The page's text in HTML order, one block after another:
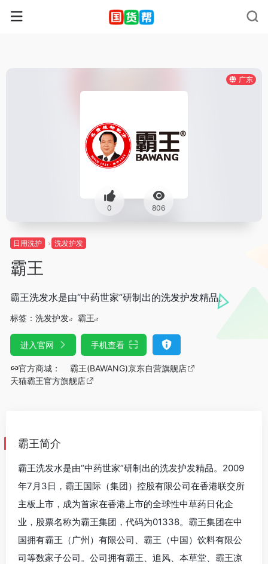
广东
0 806
日用洗护 洗发护发
霸王
霸王洗发水是由“中药世家”研制出的洗发护发精品。
标签： 洗发护发 霸王
进入官网 手机查看
官方商城：
霸王(BAWANG)京东自营旗舰店
天猫霸王官方旗舰店
霸王简介
霸王洗发水是由“中药世家”研制出的洗发护发精品。2009
年7月3日，霸王国际（集团）控股有限公司在香港联交所
主板上市，成为首家在香港上市的全球性中草药日化企
业，股票名称为霸王集团，代码为01338。霸王集团在中
国拥有霸王（广州）有限公司、霸王（中国）饮料有限公
司等数家子公司。公司拥有霸王、追风、本草堂、霸王凉